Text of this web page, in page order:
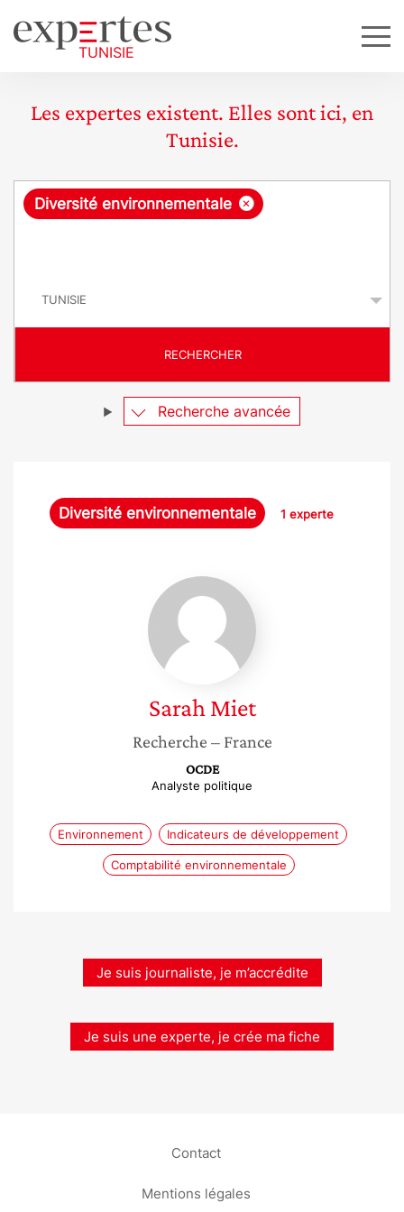
Les expertes existent. Elles sont ici, en
Tunisie.
R
ê
e
×
Diversité environnementale
RECHERCHER
Recherche avancée
Diversité environnementale 1 experte
Sarah
Miet
Sarah Miet
Recherche – France
OCDE
Analyste politique
Environnement Indicateurs de développement
Comptabilité environnementale
Je suis journaliste, je m’accrédite
Je suis une experte, je crée ma fiche
Contact
Mentions légales